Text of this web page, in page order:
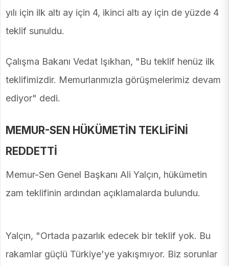
yılı için ilk altı ay için 4, ikinci altı ay için de yüzde 4
teklif sunuldu.
Çalışma Bakanı Vedat Işıkhan, "Bu teklif henüz ilk
teklifimizdir. Memurlarımızla görüşmelerimiz devam
ediyor" dedi.
MEMUR-SEN HÜKÜMETİN TEKLİFİNİ
REDDETTİ
Memur-Sen Genel Başkanı Ali Yalçın, hükümetin
zam teklifinin ardından açıklamalarda bulundu.
Yalçın, "Ortada pazarlık edecek bir teklif yok. Bu
rakamlar güçlü Türkiye'ye yakışmıyor. Biz sorunlar